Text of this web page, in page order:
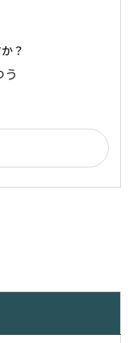
？